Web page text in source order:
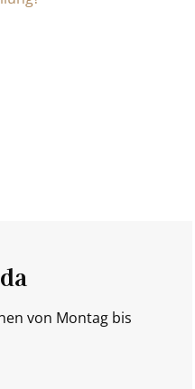
von Montag bis